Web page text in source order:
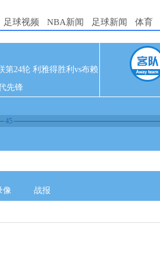
足球视频 NBA新闻 足球新闻 体育
第24轮 利雅得胜利vs布赖
先锋
45
像 战报